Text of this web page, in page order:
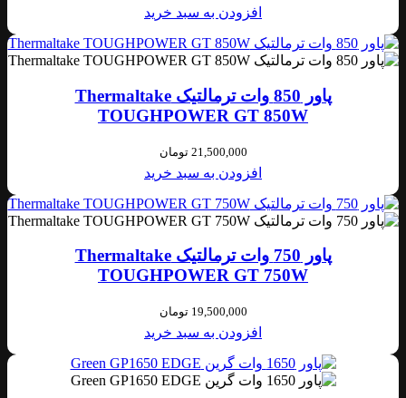
افزودن به سبد خرید
پاور 850 وات ترمالتیک Thermaltake
TOUGHPOWER GT 850W
21,500,000 تومان
افزودن به سبد خرید
پاور 750 وات ترمالتیک Thermaltake
TOUGHPOWER GT 750W
19,500,000 تومان
افزودن به سبد خرید